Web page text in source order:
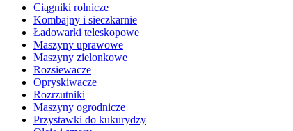
Ciągniki rolnicze
Kombajny i sieczkarnie
Ładowarki teleskopowe
Maszyny uprawowe
Maszyny zielonkowe
Rozsiewacze
Opryskiwacze
Rozrzutniki
Maszyny ogrodnicze
Przystawki do kukurydzy